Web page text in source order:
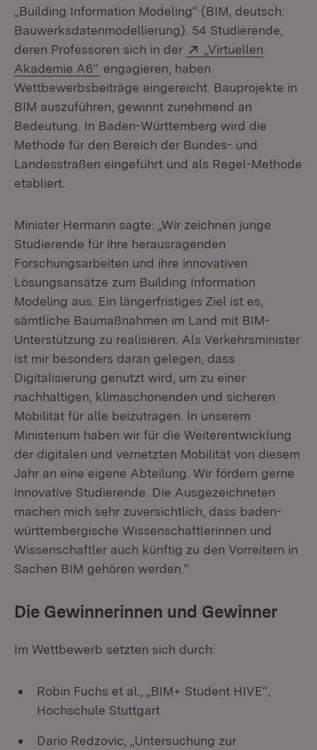
„Building Information Modeling“ (BIM, deutsch:
Bauwerksdatenmodellierung). 54 Studierende,
deren Professoren sich in der
Extern:
„Virtuellen
Akademie A6“ (Öffnet in neuem Fenster)
engagieren, haben
Wettbewerbsbeiträge eingereicht. Bauprojekte in
BIM auszuführen, gewinnt zunehmend an
Bedeutung. In Baden-Württemberg wird die
Methode für den Bereich der Bundes- und
Landesstraßen eingeführt und als Regel-Methode
etabliert.
Minister Hermann sagte: „Wir zeichnen junge
Studierende für ihre herausragenden
Forschungsarbeiten und ihre innovativen
Lösungsansätze zum Building Information
Modeling aus. Ein längerfristiges Ziel ist es,
sämtliche Baumaßnahmen im Land mit BIM-
Unterstützung zu realisieren. Als Verkehrsminister
ist mir besonders daran gelegen, dass
Digitalisierung genutzt wird, um zu einer
nachhaltigen, klimaschonenden und sicheren
Mobilität für alle beizutragen. In unserem
Ministerium haben wir für die Weiterentwicklung
der digitalen und vernetzten Mobilität von diesem
Jahr an eine eigene Abteilung. Wir fördern gerne
innovative Studierende. Die Ausgezeichneten
machen mich sehr zuversichtlich, dass baden-
württembergische Wissenschaftlerinnen und
Wissenschaftler auch künftig zu den Vorreitern in
Sachen BIM gehören werden.“
Die Gewinnerinnen und Gewinner
Im Wettbewerb setzten sich durch:
Robin Fuchs et al., „BIM+ Student HIVE“,
Hochschule Stuttgart
Dario Redzovic, „Untersuchung zur